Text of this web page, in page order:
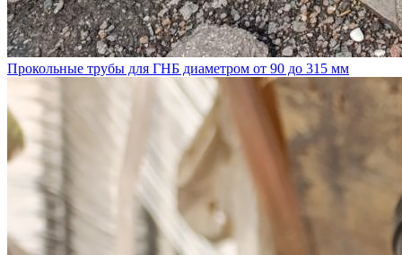
Прокольные трубы для ГНБ диаметром от 90 до 315 мм